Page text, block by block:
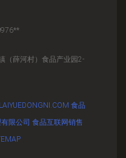
（薛河村）食品产业园2-
食品
限公司 食品互联网销售